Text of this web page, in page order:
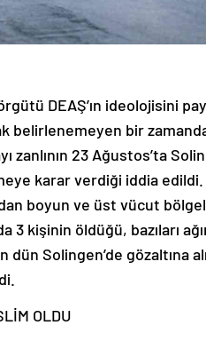
DEAŞ’ın ideolojisini
belirlenemeyen bir
zanlının 23 Ağustos’ta
karar verdiği iddia edildi.
boyun ve üst vücut
3 kişinin öldüğü, bazıları
dün Solingen’de gözaltına
OLDU